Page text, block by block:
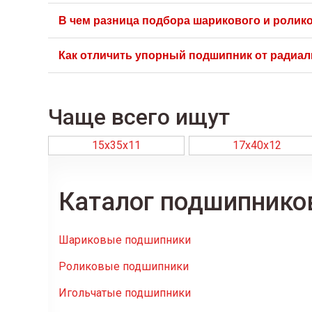
Перепроверьте замеры или обратитесь к нам — мы
В чем разница подбора шарикового и
требуют особой точности замера ширины из-за
Как отличить упорный подшипник от
Чаще всего ищут
15х35х11 17х40х12
Каталог
Шариковые подшипники
Роликовые подшипники
Игольчатые подшипники